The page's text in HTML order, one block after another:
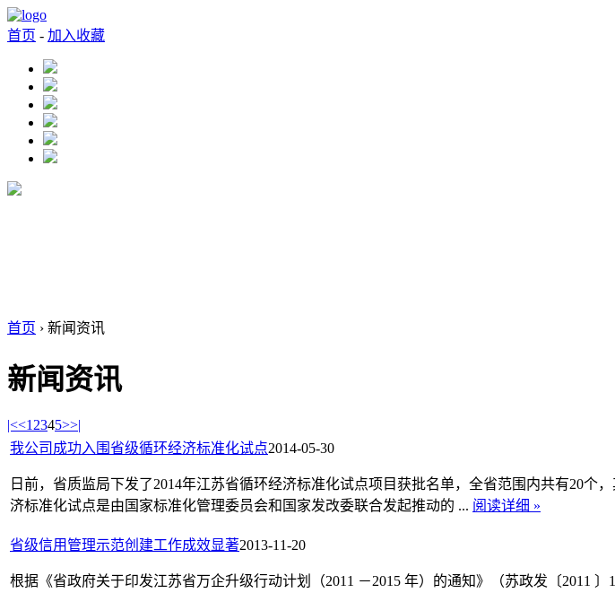
首页 - 加入收藏
首页 › 新闻资讯
新闻资讯
|<<1 2345>>|
我公司成功入围省级循环经济标准化试点2014-05-30
日前，省质监局下发了2014年江苏省循环经济标准化试点项目获批名单，全省范围内共有20
济标准化试点是由国家标准化管理委员会和国家发改委联合发起推动的 ... 阅读详细 »
省级信用管理示范创建工作成效显著2013-11-20
根据《省政府关于印发江苏省万企升级行动计划（2011 －2015 年）的通知》（苏政发〔2011